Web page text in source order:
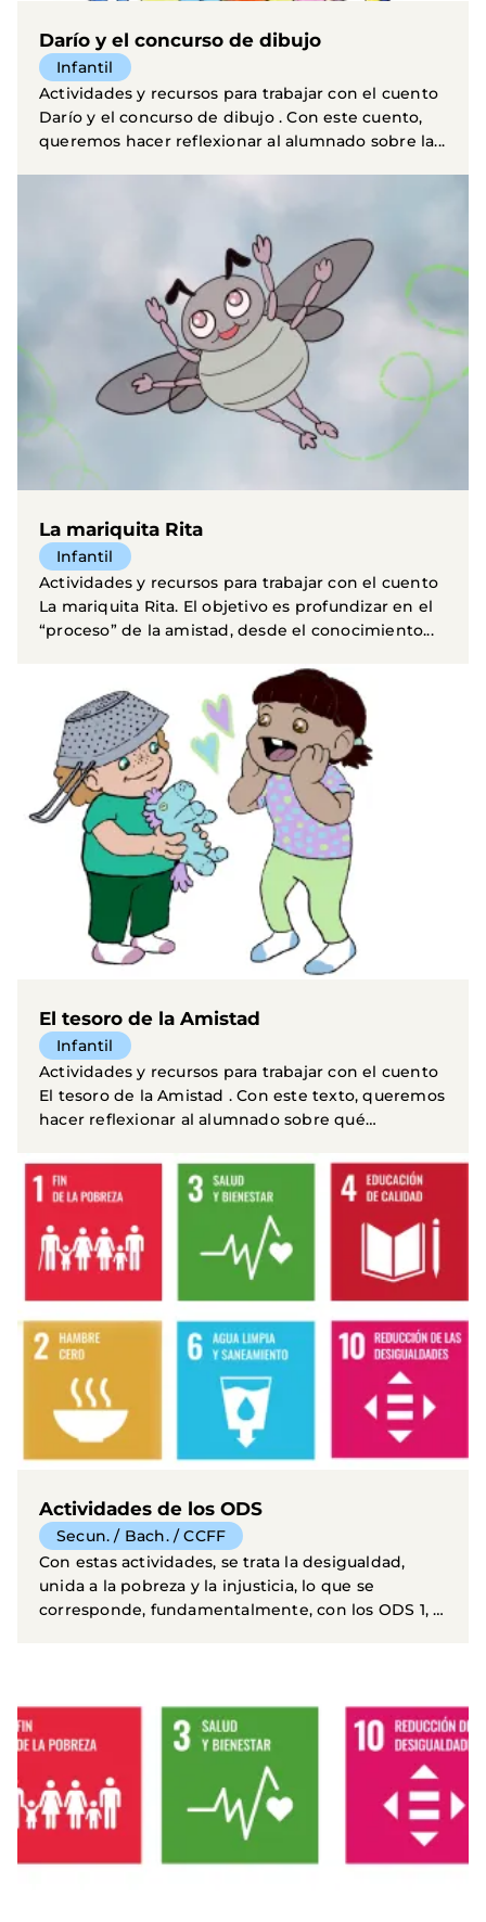
Darío y el concurso de dibujo
Infantil
Actividades y recursos para trabajar con el cuento
Darío y el concurso de dibujo . Con este cuento,
queremos hacer reflexionar al alumnado sobre la...
La mariquita Rita
Infantil
Actividades y recursos para trabajar con el cuento
La mariquita Rita. El objetivo es profundizar en el
“proceso” de la amistad, desde el conocimiento...
El tesoro de la Amistad
Infantil
Actividades y recursos para trabajar con el cuento
El tesoro de la Amistad . Con este texto, queremos
hacer reflexionar al alumnado sobre qué
Actividades de los ODS
Secun. / Bach. / CCFF
Con estas actividades, se trata la desigualdad,
unida a la pobreza y la injusticia, lo que se
corresponde, fundamentalmente, con los ODS 1, 2,